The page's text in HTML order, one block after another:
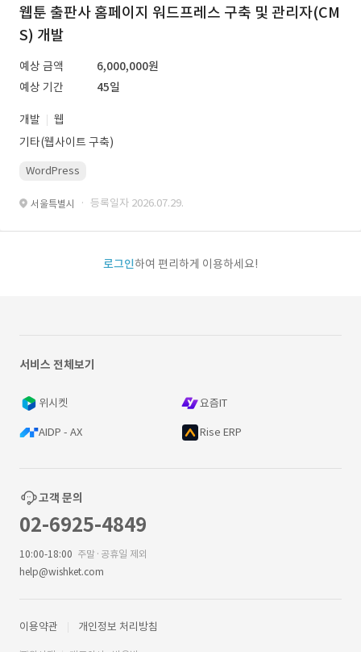
웹툰 출판사 홈페이지 워드프레스 구축 및 관리자(CM
S) 개발
예상 금액
6,000,000원
예상 기간
45일
개발
웹
기타(웹사이트 구축)
WordPress
서울특별시 · 등록일자 2026.07.29.
로그인하여 편리하게 이용하세요!
서비스 전체보기
위시켓 요즘IT
AIDP - AX Rise ERP
고객 문의
02-6925-4849
10:00-18:00 주말·공휴일 제외
help@wishket.com
이용약관 개인정보 처리방침